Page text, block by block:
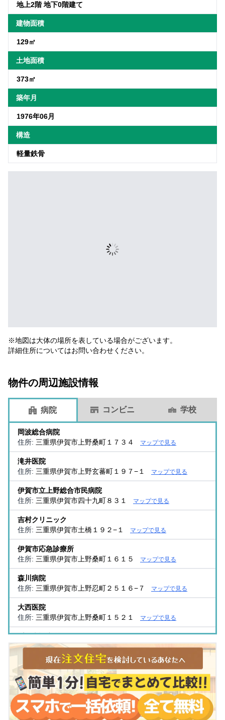
地上2階 地下0階建て
建物面積
129㎡
土地面積
373㎡
築年月
1976年06月
構造
軽量鉄骨
※地図は大体の場所を表している場合がございます。
詳細住所についてはお問い合わせください。
物件の周辺施設情報
病院 コンビニ 学校
岡波総合病院
住所: 三重県伊賀市上野桑町１７３４ マップで見る
滝井医院
住所: 三重県伊賀市上野玄蕃町１９７−１ マップで見る
伊賀市立上野総合市民病院
住所: 三重県伊賀市四十九町８３１ マップで見る
吉村クリニック
住所: 三重県伊賀市土橋１９２−１ マップで見る
伊賀市応急診療所
住所: 三重県伊賀市上野桑町１６１５ マップで見る
森川病院
住所: 三重県伊賀市上野忍町２５１６−７ マップで見る
大西医院
住所: 三重県伊賀市上野桑町１５２１ マップで見る
梨ノ木診療所
住所:三重県伊賀市朝屋２２８４ マップで見る
馬岡医院
住所:三重県伊賀市上野丸之内１１６−３ マップで見る
森田クリニック
住所:三重県伊賀市上野玄蕃町２１９−１ マップで見る